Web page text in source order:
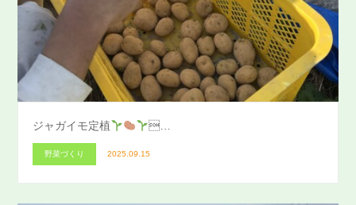
ジャガイモ定植 …
野菜づくり 2025.09.15